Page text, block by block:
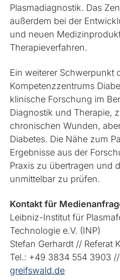
Plasmadiagnostik. Das
außerdem bei der
und neuen
Therapieverfahren.
Ein weiterer Schwerpunkt
Kompetenzzentrums
klinische Forschung im
Diagnostik und Therapie,
chronischen Wunden,
Diabetes. Die Nähe zum
Ergebnisse aus der
Praxis zu übertragen und
unmittelbar zu prüfen.
Kontakt für
Leibniz-Institut für
Technologie e.V. (INP)
Stefan Gerhardt // Referat
Tel.: +49 3834 554 3903 //
greifswald.de